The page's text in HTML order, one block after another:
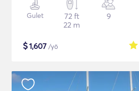
Gulet
72 ft
22 m
9
$1,607 /yö